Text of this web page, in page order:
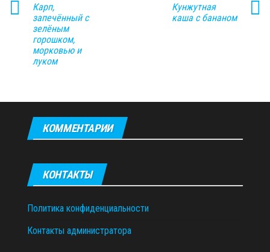
Карп,
запечённый с
зелёным
горошком,
морковью и
луком
Кунжутная
каша с бананом
КОММЕНТАРИИ
КОНТАКТЫ
Политика конфиденциальности
Контакты администратора